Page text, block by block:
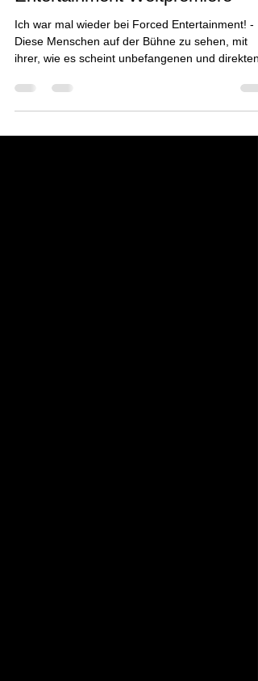
Ich war mal wieder bei Forced Entertainment! -
Diese Menschen auf der Bühne zu sehen, mit
ihrer, wie es scheint unbefangenen und